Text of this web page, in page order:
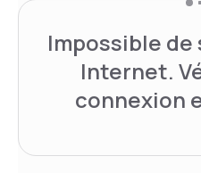
Impossible
Internet.
connexion